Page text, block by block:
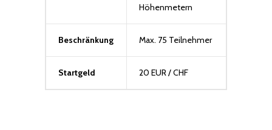
Höhenmetern
Beschränkung Max. 75 Teilnehmer
Startgeld 20 EUR / CHF